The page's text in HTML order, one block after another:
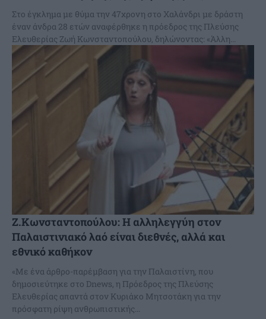
Στο έγκλημα με θύμα την 47χρονη στο Χαλάνδρι με δράστη
έναν άνδρα 28 ετών αναφέρθηκε η πρόεδρος της Πλεύσης
Ελευθερίας Ζωή Κωνσταντοπούλου, δηλώνοντας: «Άλλη...
Ζ.Κωνσταντοπούλου: Η αλληλεγγύη στον
Παλαιστινιακό λαό είναι διεθνές, αλλά και
εθνικό καθήκον
«Με ένα άρθρο-παρέμβαση για την Παλαιστίνη, που
δημοσιεύτηκε στο Dnews, η Πρόεδρος της Πλεύσης
Ελευθερίας απαντά στον Κυριάκο Μητσοτάκη για την
πρόσφατη ρίψη ανθρωπιστικής...